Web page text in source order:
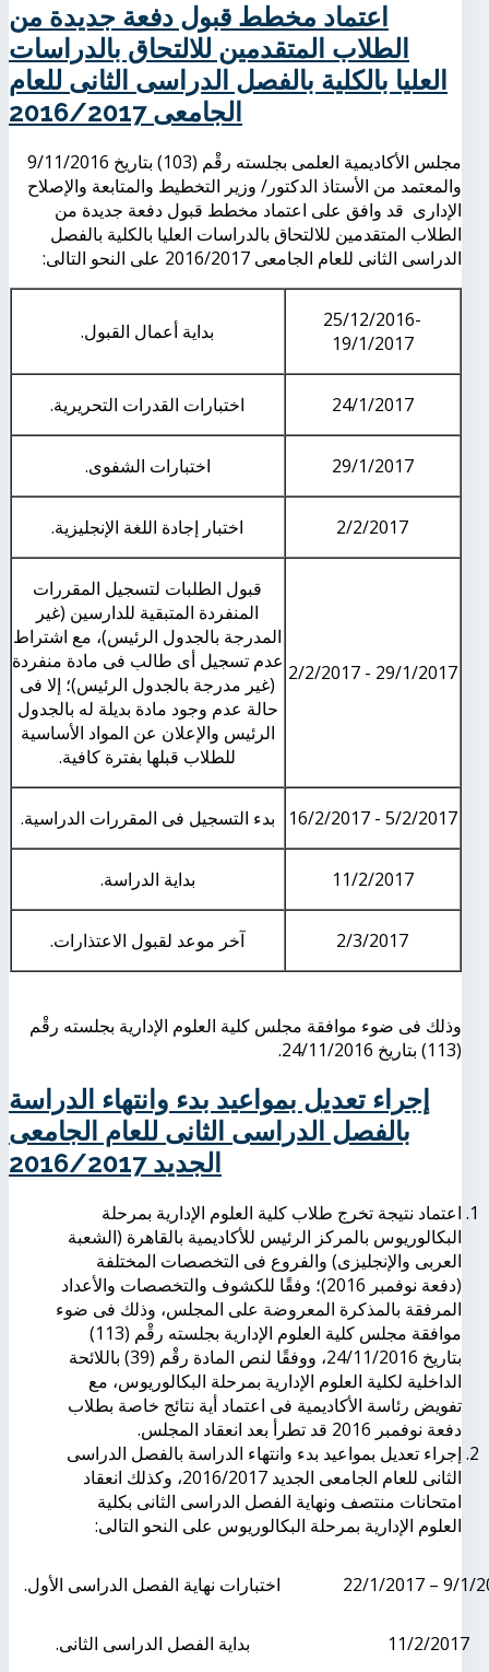
اعتماد مخطط قبول دفعة جديدة من
الطلاب المتقدمين للالتحاق بالدراسات
العليا بالكلية بالفصل الدراسى الثانى للعام
الجامعى 2016/2017
مجلس الأكاديمية العلمى بجلسته رقْم (103) بتاريخ 9/11/2016
والمعتمد من الأستاذ الدكتور/ وزير التخطيط والمتابعة والإصلاح
الإدارى قد وافق على اعتماد مخطط قبول دفعة جديدة من
الطلاب المتقدمين للالتحاق بالدراسات العليا بالكلية بالفصل
الدراسى الثانى للعام الجامعى 2016/2017 على النحو التالى:
25/12/2016-
19/1/2017
بداية أعمال القبول.
24/1/2017 اختبارات القدرات التحريرية.
29/1/2017 اختبارات الشفوى.
2/2/2017 اختبار إجادة اللغة الإنجليزية.
29/1/2017 - 2/2/2017
قبول الطلبات لتسجيل المقررات
المنفردة المتبقية للدارسين (غير
المدرجة بالجدول الرئيس)، مع اشتراط
عدم تسجيل أى طالب فى مادة منفردة
(غير مدرجة بالجدول الرئيس)؛ إلا فى
حالة عدم وجود مادة بديلة له بالجدول
الرئيس والإعلان عن المواد الأساسية
للطلاب قبلها بفترة كافية.
5/2/2017 - 16/2/2017 بدء التسجيل فى المقررات الدراسية.
11/2/2017 بداية الدراسة.
2/3/2017 آخر موعد لقبول الاعتذارات.
وذلك فى ضوء موافقة مجلس كلية العلوم الإدارية بجلسته رقْم
(113) بتاريخ 24/11/2016.
إجراء تعديل بمواعيد بدء وانتهاء الدراسة
بالفصل الدراسى الثانى للعام الجامعى
الجديد 2016/2017
اعتماد نتيجة تخرج طلاب كلية العلوم الإدارية بمرحلة
البكالوريوس بالمركز الرئيس للأكاديمية بالقاهرة (الشعبة
العربى والإنجليزى) والفروع فى التخصصات المختلفة
(دفعة نوفمبر 2016)؛ وفقًا للكشوف والتخصصات والأعداد
المرفقة بالمذكرة المعروضة على المجلس، وذلك فى ضوء
موافقة مجلس كلية العلوم الإدارية بجلسته رقْم (113)
بتاريخ 24/11/2016، ووفقًا لنص المادة رقْم (39) باللائحة
الداخلية لكلية العلوم الإدارية بمرحلة البكالوريوس، مع
تفويض رئاسة الأكاديمية فى اعتماد أية نتائج خاصة بطلاب
دفعة نوفمبر 2016 قد تطرأ بعد انعقاد المجلس.
إجراء تعديل بمواعيد بدء وانتهاء الدراسة بالفصل الدراسى
الثانى للعام الجامعى الجديد 2016/2017، وكذلك انعقاد
امتحانات منتصف ونهاية الفصل الدراسى الثانى بكلية
العلوم الإدارية بمرحلة البكالوريوس على النحو التالى:
9/1/2017 – اختبارات نهاية الفصل الدراسى الأول.
11/2/2017 بداية الفصل الدراسى الثانى.